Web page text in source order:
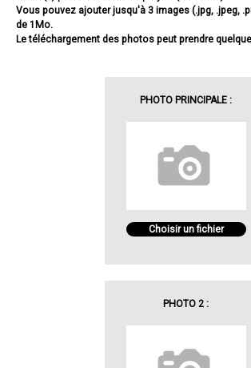
Vous pouvez ajouter jusqu'à 3 images (.jpg, .jpeg,
de 1Mo.
Le téléchargement des photos peut prendre
PHOTO PRINCIPALE :
Choisir un fichier
PHOTO 2 :